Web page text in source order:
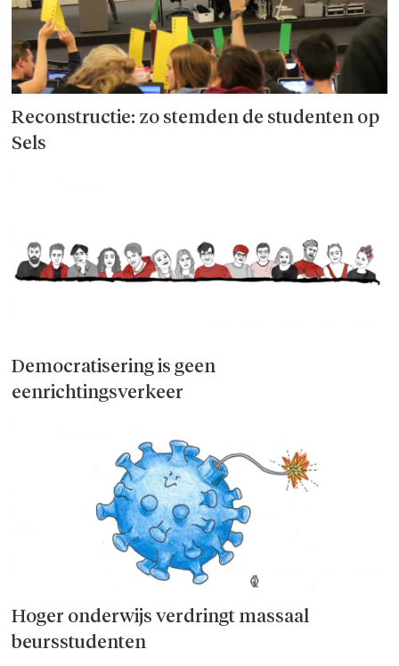
Reconstructie: zo stemden de studenten op
Sels
Democratisering is geen
eenrichtingsverkeer
Hoger onderwijs verdringt massaal
beursstudenten